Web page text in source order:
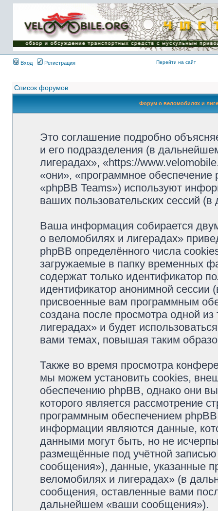
Имя пользователя:
Пароль:
{ LOG_ME_IN_SHORT
}
Вход
Регистрация Перейти на сайт
Список форумов
Форум о веломобилях и
Это соглашение подробно
и его подразделения (в
лигерадах», «https://
«они», «программное
«phpBB Teams») используют
ваших пользовательских сессий
Ваша информация собирается
о веломобилях и лигерадах»
phpBB определённого числа
загружаемые в папку временных
содержат только идентификатор
идентификатор анонимной сессии
присвоенные вам программным
создана после просмотра одной
лигерадах» и будет
вами темах, повышая таким
Также во время просмотра
мы можем установить cookies,
обеспечению phpBB, однако они
которого является рассмотрение
программным обеспечением
информации являются данные,
данными могут быть, но не
размещённые под учётной
сообщения»), данные, указанные
веломобилях и лигерадах» (в
сообщения, оставленные вами
дальнейшем «ваши сообщения»).